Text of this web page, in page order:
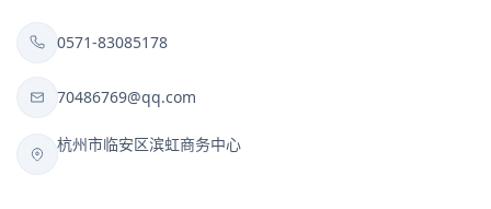
0571-83085178
70486769@qq.com
杭州市临安区滨虹商务中心